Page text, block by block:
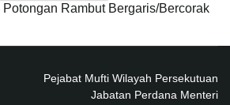
Rambut Bergaris/Bercorak
Pejabat Mufti Wilayah Persekutuan
Jabatan Perdana Menteri